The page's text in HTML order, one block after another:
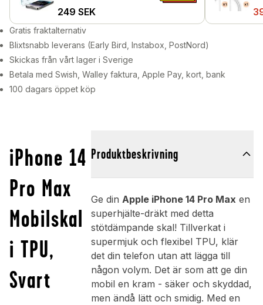
GLAS.tR EZ Fit
249 SEK
vit
Gratis fraktalternativ
Blixtsnabb leverans (Early Bird, Instabox, PostNord)
Skickas från vårt lager i Sverige
Betala med Swish, Walley faktura, Apple Pay, kort, bank
100 dagars öppet köp
iPhone 14
Pro Max
Mobilskal
i TPU,
Svart
Produktbeskrivning
Ge din Apple iPhone 14 Pro Max en
superhjälte-dräkt med detta
stötdämpande skal! Tillverkat i
supermjuk och flexibel TPU, klär
det din telefon utan att lägga till
någon volym. Det är som att ge din
mobil en kram - säker och skyddad,
men ändå lätt och smidig. Med en